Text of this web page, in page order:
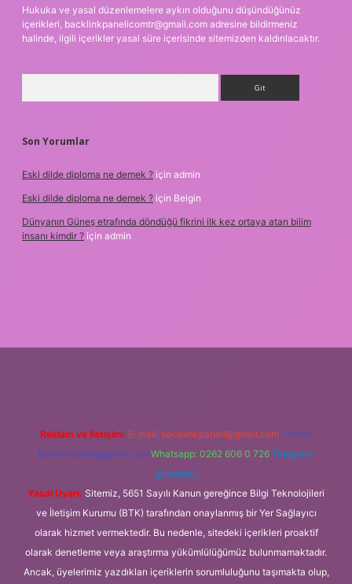
Hukuka ve yasal düzenlemelere aykırı olduğunu düşündüğünüz
içerikleri, backlinkpanelicomtr@gmail.com adresine bildirmeniz
halinde, ilgili içerikler yasal süre içerisinde sitemizden kaldırılacaktır.
Son Yorumlar
Eski dilde diploma ne demek ? için admin
Eski dilde diploma ne demek ? için Belgin
Dünyanın Güneş etrafında döndüğü fikrini ilk kez ortaya atan bilim
insanı kimdir ? için admin
Reklam ve İletişim: E-mail: backlinkpaneli@gmail.com Teams:
forumhizmeti@gmail.com Whatsapp: 0262 606 0 726 Telegram:
@karabul
Yasal Uyarı: Sitemiz, 5651 Sayılı Kanun gereğince Bilgi Teknolojileri
ve İletişim Kurumu (BTK) tarafından onaylanmış bir Yer Sağlayıcı
olarak hizmet vermektedir. Bu nedenle, sitedeki içerikleri proaktif
olarak denetleme veya araştırma yükümlülüğümüz bulunmamaktadır.
Ancak, üyelerimiz yazdıkları içeriklerin sorumluluğunu taşımakta olup,